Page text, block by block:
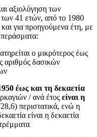
αξιολόγηση των
των 41 ετών, από το 1980
για προηγούμενα έτη, με
ο μικρότερος έως
αριθμός δασικών
έως και τη δεκαετία
/ ανά έτος είναι η
περιστατικά, ενώ η
είναι η δεκαετία